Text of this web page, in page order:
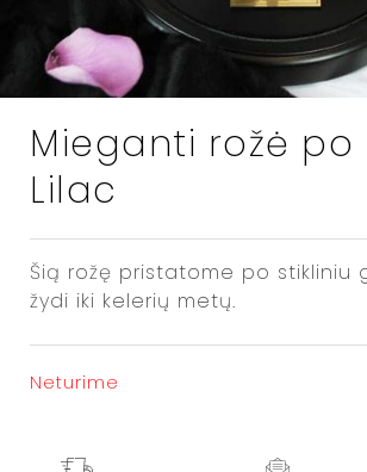
Mieganti rožė po
Lilac
Šią rožę pristatome po stikliniu
žydi iki kelerių metų.
Neturime